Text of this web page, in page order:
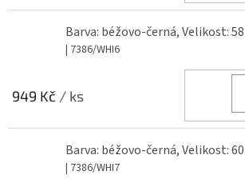
Barva: béžovo-černá, Velikost: 58
| 7386/WHI6
949 Kč / ks
Barva: béžovo-černá, Velikost: 60
| 7386/WHI7